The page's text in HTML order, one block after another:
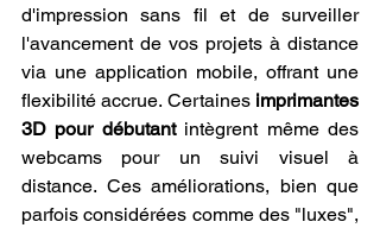
d'impression sans fil et de surveiller
l'avancement de vos projets à distance
via une application mobile, offrant une
flexibilité accrue. Certaines imprimantes
3D pour débutant intègrent même des
webcams pour un suivi visuel à
distance. Ces améliorations, bien que
parfois considérées comme des "luxes",